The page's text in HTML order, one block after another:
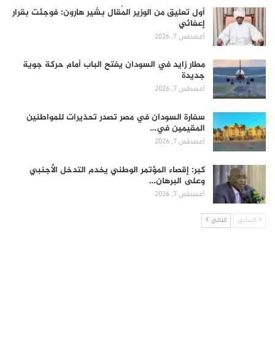
أول تعليق من الوزير المُقال بشير هارون: فوجئت بقرار
إعفائي
أغسطس 7, 2026
مطار زايد في السودان يفتح الباب أمام حركة جوية
جديدة
أغسطس 7, 2026
سفارة السودان في مصر تصدر تحذيرات للمواطنين
المقيمين في…
أغسطس 7, 2026
كبر: إقصاء المؤتمر الوطني يخدم التدخل الأجنبي
وعلى البرهان…
أغسطس 7, 2026
السابق التالي